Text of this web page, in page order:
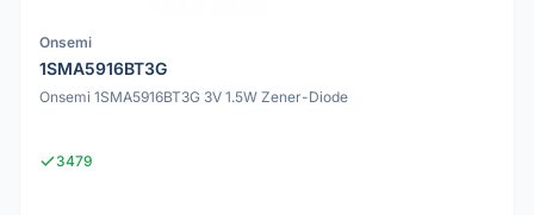
Onsemi
1SMA5916BT3G
Onsemi 1SMA5916BT3G 3V 1.5W Zener-Diode
3479